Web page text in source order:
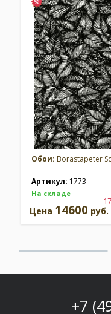
Обои: Borastapeter
Артикул: 1773
На складе
Цена 14600 руб.
+7